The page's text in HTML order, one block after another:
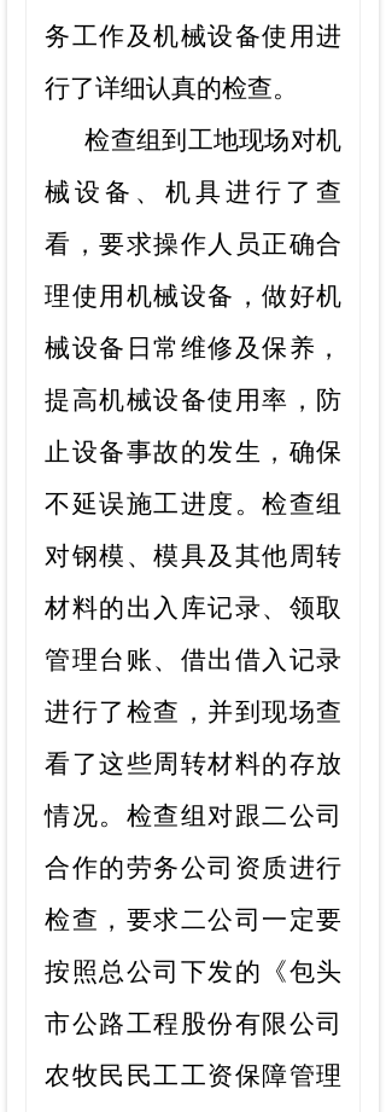
务工作及机械设备使用进
行了详细认真的检查。
检查组到工地现场对机
械设备、机具进行了查
看，要求操作人员正确合
理使用机械设备，做好机
械设备日常维修及保养，
提高机械设备使用率，防
止设备事故的发生，确保
不延误施工进度。 检查组
对钢模、模具及其他周转
材料的出入库记录、领取
管理台账、借出借入记录
进行了检查，并到现场查
看了这些周转材料的存放
情况。 检查组对跟二公司
合作的劳务公司资质进行
检查，要求二公司一定要
按照总公司下发的《包头
市公路工程股份有限公司
农牧民民工工资保障管理